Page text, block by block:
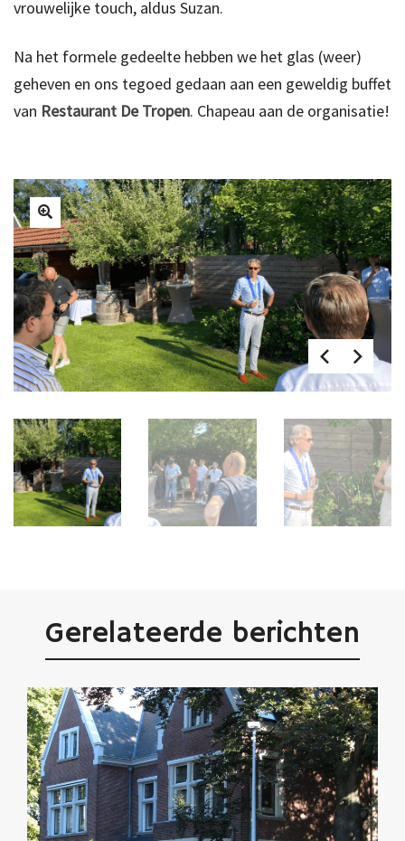
vrouwelijke touch, aldus Suzan.
Na het formele gedeelte hebben we het glas (weer)
geheven en ons tegoed gedaan aan een geweldig buffet
van Restaurant De Tropen. Chapeau aan de organisatie!
Gerelateerde berichten